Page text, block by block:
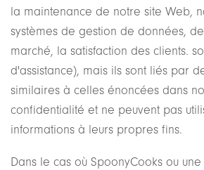
la maintenance de notre site Web,
systèmes de gestion de données,
marché, la satisfaction des clients.
d'assistance), mais ils sont liés par
similaires à celles énoncées dans
confidentialité et ne peuvent pas
informations à leurs propres fins.
Dans le cas où SpoonyCooks ou